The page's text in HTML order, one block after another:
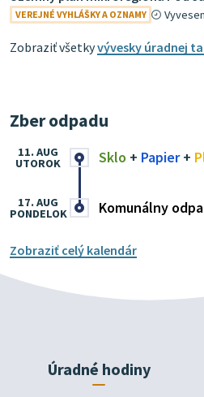
VEREJNÉ VYHLÁŠKY A OZNAMY
Zobraziť všetkyvývesky úradnej
Zber odpadu
Sklo + Papier+
11. AUG
UTOROK
Komunálny
17. AUG
PONDELOK
Zobraziť celý kalendár
Úradné hodiny